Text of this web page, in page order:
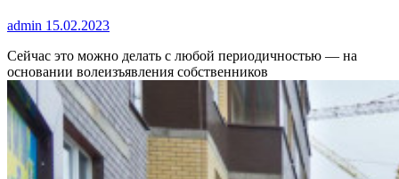
admin 15.02.2023
Сейчас это можно делать с любой периодичностью — на
основании волеизъявления собственников